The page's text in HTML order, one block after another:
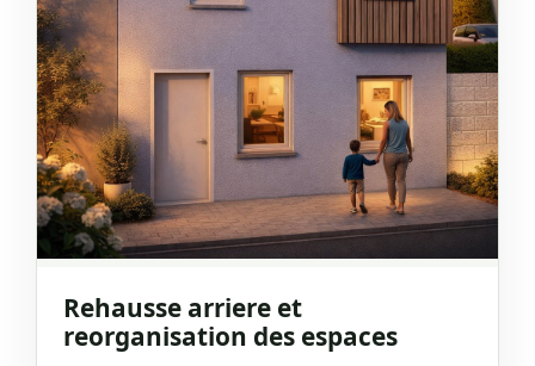
Rehausse arriere et
reorganisation des espaces